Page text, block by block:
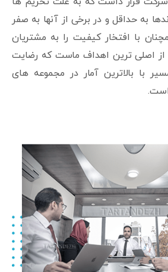
به حداقل و در برخی از آنها به صفر
با افتخار کیفیت را به مشتریان
اصلی ترین اهداف ماست که رضایت
با بالاترین آمار در مجموعه های